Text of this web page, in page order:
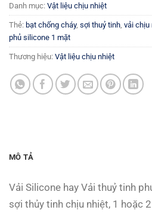
Danh mục: Vật liệu chịu nhiệt
Thẻ: bạt chống cháy, sợi thuỷ tinh vải chịu
phủ silicone 1 mặt
Thương hiệu: Vật liệu chịu nhiệt
MÔ TẢ
Vải Silicone hay Vải thuỷ tinh
sợi thủy tinh chịu nhiệt, 1 hoặc